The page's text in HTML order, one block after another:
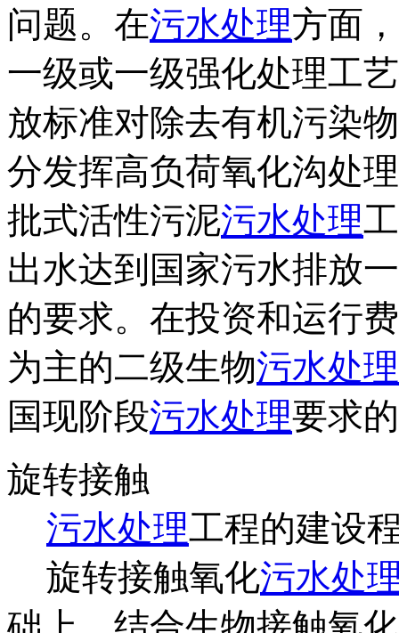
问题。在污水处理方面
一级或一级强化处理工
放标准对除去有机污染
分发挥高负荷氧化沟处
批式活性污泥污水处理
出水达到国家污水排放
的要求。在投资和运行
为主的二级生物污水处理
国现阶段污水处理要求
旋转接触
污水处理工程的建设
旋转接触氧化污水处